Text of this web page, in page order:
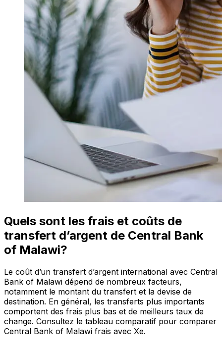
Quels sont les frais et coûts de
transfert d’argent de Central Bank
of Malawi?
Le coût d’un transfert d’argent international avec Central
Bank of Malawi dépend de nombreux facteurs,
notamment le montant du transfert et la devise de
destination. En général, les transferts plus importants
comportent des frais plus bas et de meilleurs taux de
change. Consultez le tableau comparatif pour comparer
Central Bank of Malawi frais avec Xe.